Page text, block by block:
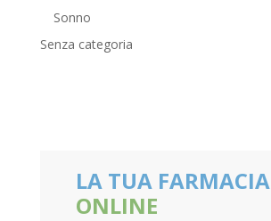
Sonno
Senza categoria
LA TUA FARMACIA
ONLINE